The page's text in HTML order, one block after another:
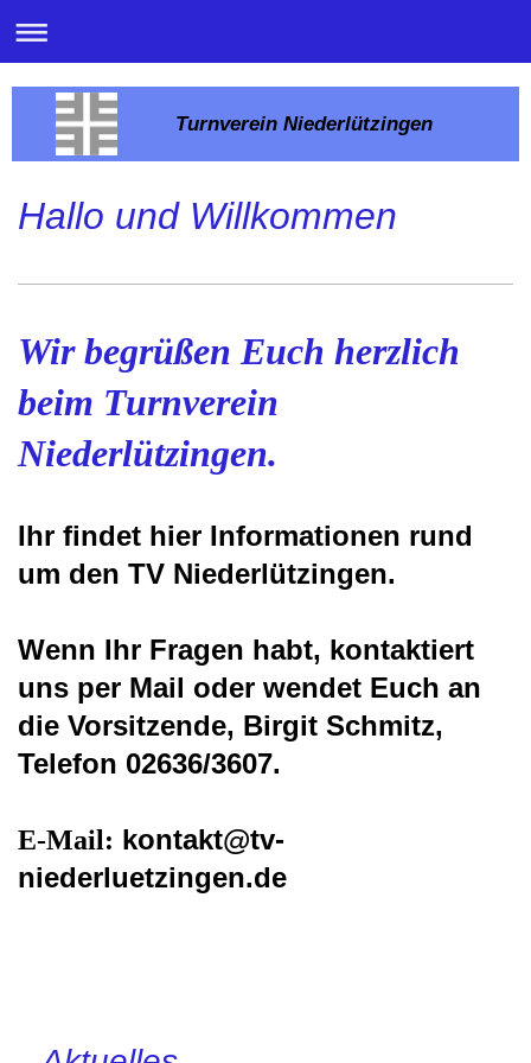
Turnverein Niederlützingen
Hallo und Willkommen
Wir begrüßen Euch herzlich
beim Turnverein
Niederlützingen.
Ihr findet hier Informationen rund
um den TV Niederlützingen.
Wenn Ihr Fragen habt, kontaktiert
uns per Mail oder wendet Euch an
die Vorsitzende, Birgit Schmitz,
Telefon 02636/3607.
E-Mail: kontakt@tv-
niederluetzingen.de